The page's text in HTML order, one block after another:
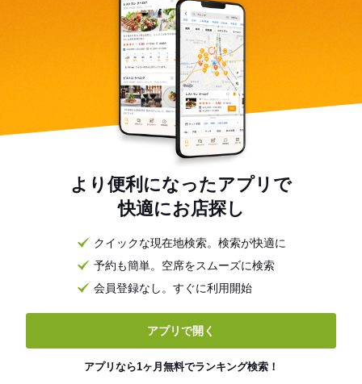
より便利になったアプリで
快適にお店探し
クイックな現在地検索。検索が快適に
予約も簡単。空席をスムーズに検索
会員登録なし。すぐに利用開始
アプリで開く
アプリなら1ヶ月無料でランキング検索！